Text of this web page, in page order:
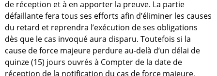
de réception et à en apporter la preuve. La partie
défaillante fera tous ses efforts afin d’éliminer les causes
du retard et reprendra l’exécution de ses obligations
dès que le cas invoqué aura disparu. Toutefois si la
cause de force majeure perdure au-delà d’un délai de
quinze (15) jours ouvrés à Compter de la date de
réception de la notification du cas de force majeure,